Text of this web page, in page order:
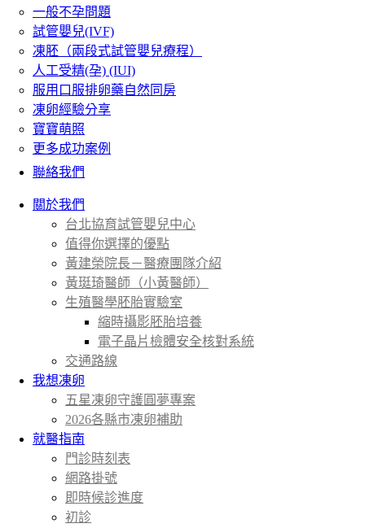
一般不孕問題
試管嬰兒(IVF)
凍胚（兩段式試管嬰兒療程）
人工受精(孕) (IUI)
服用口服排卵藥自然同房
凍卵經驗分享
寶寶萌照
更多成功案例
聯絡我們
關於我們
台北協育試管嬰兒中心
值得你選擇的優點
黃建榮院長－醫療團隊介紹
黃珽琦醫師（小黃醫師）
生殖醫學胚胎實驗室
縮時攝影胚胎培養
電子晶片檢體安全核對系統
交通路線
我想凍卵
五星凍卵守護圓夢專案
2026各縣市凍卵補助
就醫指南
門診時刻表
網路掛號
即時候診進度
初診